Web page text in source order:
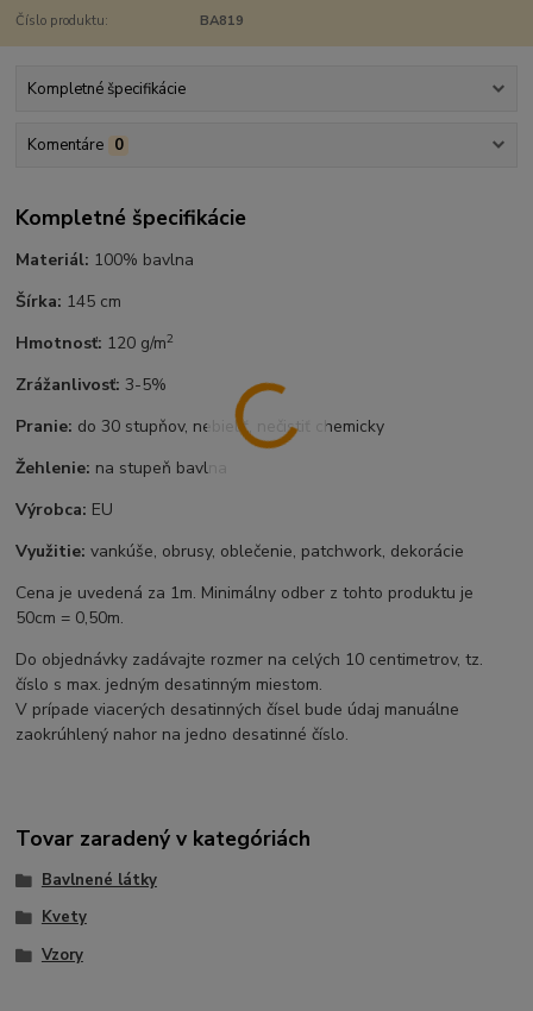
Číslo produktu: BA819
Kompletné špecifikácie
Komentáre 0
Kompletné špecifikácie
Materiál: 100% bavlna
Šírka: 145 cm
Hmotnosť: 120 g/m2
Zrážanlivosť: 3-5%
Pranie: do 30 stupňov, nebieliť, nečistiť chemicky
Žehlenie: na stupeň bavlna
Výrobca: EU
Využitie: vankúše, obrusy, oblečenie, patchwork, dekorácie
Cena je uvedená za 1m. Minimálny odber z tohto produktu je
50cm = 0,50m.
Do objednávky zadávajte rozmer na celých 10 centimetrov, tz.
číslo s max. jedným desatinným miestom.
V prípade viacerých desatinných čísel bude údaj manuálne
zaokrúhlený nahor na jedno desatinné číslo.
Tovar zaradený v kategóriách
Bavlnené látky
Kvety
Vzory